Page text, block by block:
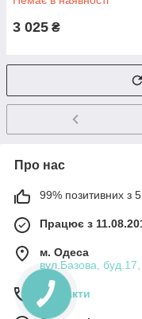
3 025 ₴
Про нас
99% позитивних з
Працює з
м. Одеса
вул.Базова,
Контакти